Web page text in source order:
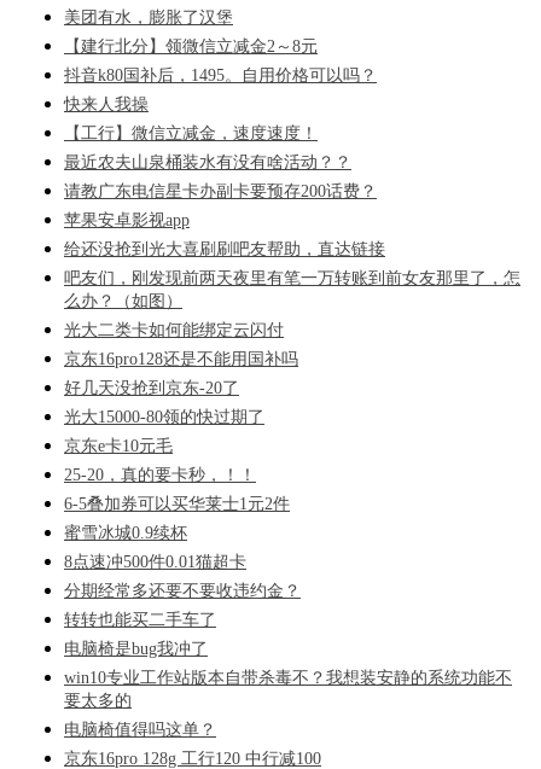
美团有水，膨胀了汉堡
【建行北分】领微信立减金2～8元
抖音k80国补后，1495。自用价格可以吗？
快来人我操
【工行】微信立减金，速度速度！
最近农夫山泉桶装水有没有啥活动？？
请教广东电信星卡办副卡要预存200话费？
苹果安卓影视app
给还没抢到光大喜刷刷吧友帮助，直达链接
吧友们，刚发现前两天夜里有笔一万转账到前女友那里了，怎
么办？（如图）
光大二类卡如何能绑定云闪付
京东16pro128还是不能用国补吗
好几天没抢到京东-20了
光大15000-80领的快过期了
京东e卡10元毛
25-20，真的要卡秒，！！
6-5叠加券可以买华莱士1元2件
蜜雪冰城0.9续杯
8点速冲500件0.01猫超卡
分期经常多还要不要收违约金？
转转也能买二手车了
电脑椅是bug我冲了
win10专业工作站版本自带杀毒不？我想装安静的系统功能不
要太多的
电脑椅值得吗这单？
京东16pro 128g 工行120 中行减100